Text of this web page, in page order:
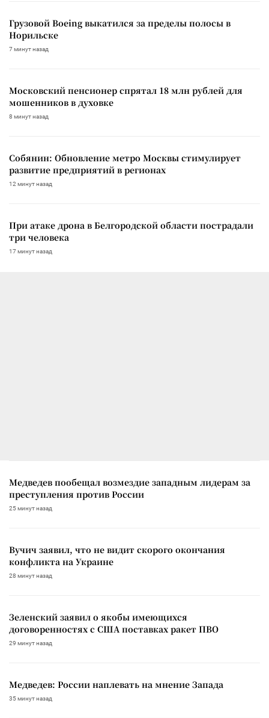
Грузовой Boeing выкатился за пределы полосы в
Норильске
7 минут назад
Московский пенсионер спрятал 18 млн рублей для
мошенников в духовке
8 минут назад
Собянин: Обновление метро Москвы стимулирует
развитие предприятий в регионах
12 минут назад
При атаке дрона в Белгородской области пострадали
три человека
17 минут назад
Медведев пообещал возмездие западным лидерам за
преступления против России
25 минут назад
Вучич заявил, что не видит скорого окончания
конфликта на Украине
28 минут назад
Зеленский заявил о якобы имеющихся
договоренностях с США поставках ракет ПВО
29 минут назад
Медведев: России наплевать на мнение Запада
35 минут назад